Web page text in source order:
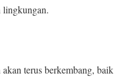
lingkungan.
terus berkembang, baik